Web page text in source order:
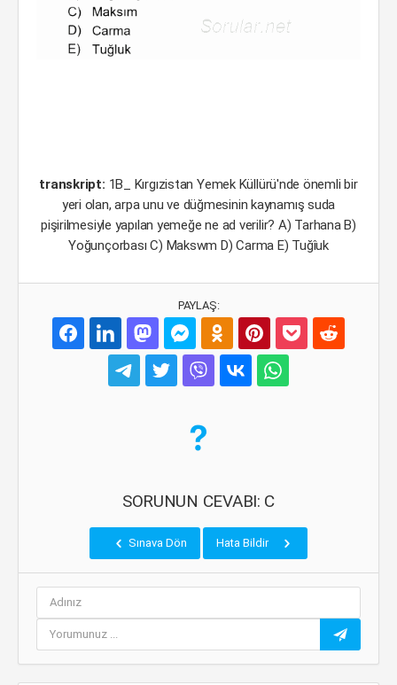
transkript: 1B_ Kırgızistan Yemek Küllürü'nde önemli bir
yeri olan, arpa unu ve düğmesinin kaynamış suda
pişirilmesiyle yapılan yemeğe ne ad verilir? A) Tarhana B)
Yoğunçorbası C) Makswm D) Carma E) Tuğîuk
PAYLAŞ:
SORUNUN CEVABI: C
Sınava Dön Hata Bildir